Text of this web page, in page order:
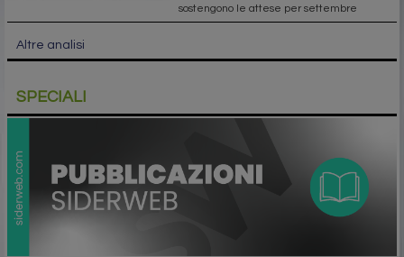
sostengono le attese per settembre
Altre analisi
SPECIALI